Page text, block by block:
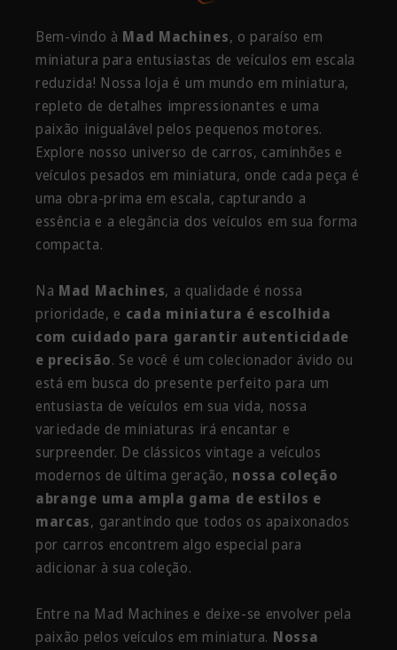
Bem-vindo à Mad Machines, o paraíso em
miniatura para entusiastas de veículos em escala
reduzida! Nossa loja é um mundo em miniatura,
repleto de detalhes impressionantes e uma
paixão inigualável pelos pequenos motores.
Explore nosso universo de carros, caminhões e
veículos pesados em miniatura, onde cada peça é
uma obra-prima em escala, capturando a
essência e a elegância dos veículos em sua forma
compacta.
Na Mad Machines, a qualidade é nossa
prioridade, e cada miniatura é escolhida
com cuidado para garantir autenticidade
e precisão. Se você é um colecionador ávido ou
está em busca do presente perfeito para um
entusiasta de veículos em sua vida, nossa
variedade de miniaturas irá encantar e
surpreender. De clássicos vintage a veículos
modernos de última geração, nossa coleção
abrange uma ampla gama de estilos e
marcas, garantindo que todos os apaixonados
por carros encontrem algo especial para
adicionar à sua coleção.
Entre na Mad Machines e deixe-se envolver pela
paixão pelos veículos em miniatura. Nossa